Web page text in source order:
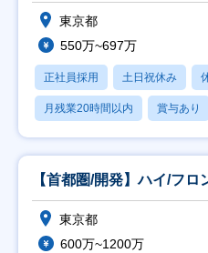
東京都
550万~697万
正社員採用 土日祝休み
月残業20時間以内 賞与あり
【首都圏/開発】ハイ/フ
東京都
600万~1200万